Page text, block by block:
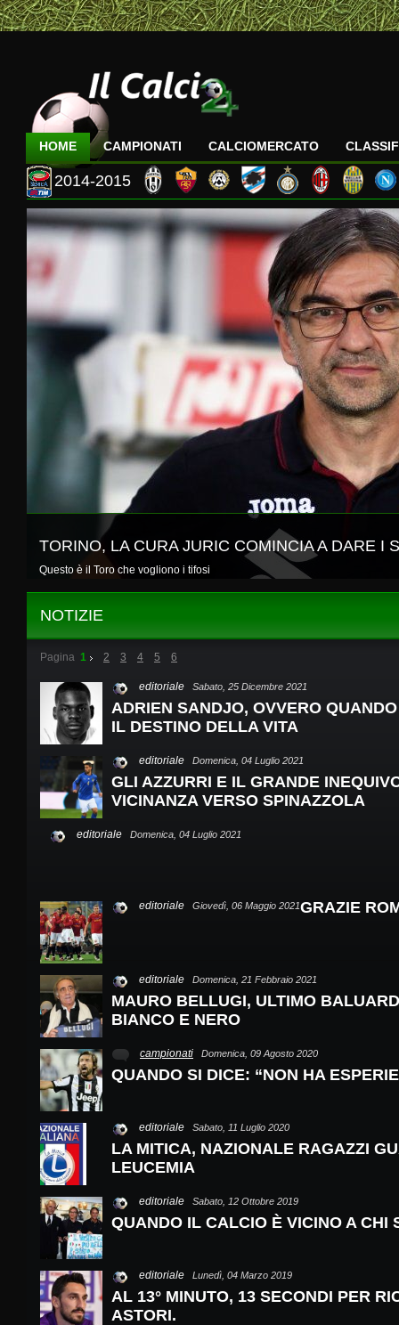
HOME CAMPIONATI CALCIOMERCATO
2014-2015
TORINO, LA CURA JURIC COMINCIA A DARE I
Questo è il Toro che vogliono i tifosi
NOTIZIE
Pagina 1 2 3 4 5 6
editoriale Sabato, 25 Dicembre 2021
ADRIEN SANDJO, OVVERO
IL DESTINO DELLA VITA
editoriale Domenica, 04 Luglio 2021
GLI AZZURRI E IL GRANDE
VICINANZA VERSO SPINAZZOLA
editoriale Domenica, 04 Luglio 2021
editoriale Giovedì, 06 Maggio 2021GRAZIE
editoriale Domenica, 21 Febbraio 2021
MAURO BELLUGI, ULTIMO
BIANCO E NERO
campionati Domenica, 09 Agosto 2020
QUANDO SI DICE: “NON HA
editoriale Sabato, 11 Luglio 2020
LA MITICA, NAZIONALE RAGAZZI
LEUCEMIA
editoriale Sabato, 12 Ottobre 2019
QUANDO IL CALCIO È VICINO A CHI
editoriale Lunedì, 04 Marzo 2019
AL 13° MINUTO, 13 SECONDI PER
ASTORI.